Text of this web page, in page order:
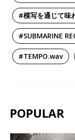
#模写を通じて味
#SUBMARINE
#TEMPO.wav
POPULAR